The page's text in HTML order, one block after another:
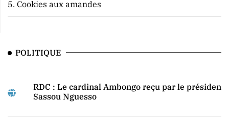
5. Cookies aux amandes
POLITIQUE
RDC : Le cardinal Ambongo reçu par le président
Sassou Nguesso